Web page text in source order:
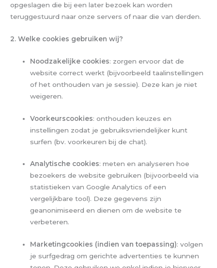
opgeslagen die bij een later bezoek kan worden
teruggestuurd naar onze servers of naar die van derden.
2. Welke cookies gebruiken wij?
Noodzakelijke cookies: zorgen ervoor dat de
website correct werkt (bijvoorbeeld taalinstellingen
of het onthouden van je sessie). Deze kan je niet
weigeren.
Voorkeurscookies: onthouden keuzes en
instellingen zodat je gebruiksvriendelijker kunt
surfen (bv. voorkeuren bij de chat).
Analytische cookies: meten en analyseren hoe
bezoekers de website gebruiken (bijvoorbeeld via
statistieken van Google Analytics of een
vergelijkbare tool). Deze gegevens zijn
geanonimiseerd en dienen om de website te
verbeteren.
Marketingcookies (indien van toepassing): volgen
je surfgedrag om gerichte advertenties te kunnen